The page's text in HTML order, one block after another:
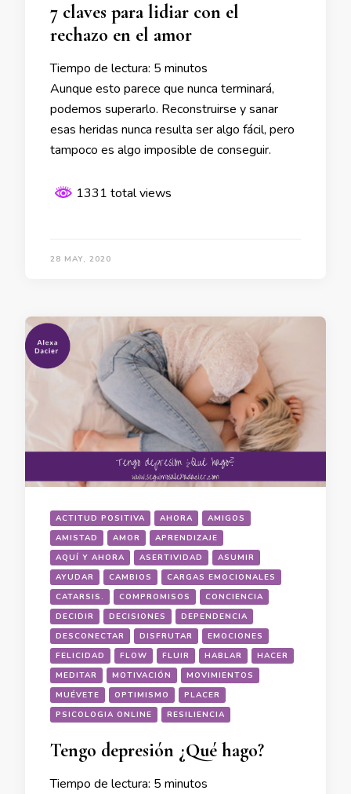
7 claves para lidiar con el
rechazo en el amor
Tiempo de lectura: 5 minutos
Aunque esto parece que nunca terminará,
podemos superarlo. Reconstruirse y sanar
esas heridas nunca resulta ser algo fácil, pero
tampoco es algo imposible de conseguir.
1331 total views
28 MAY, 2020
ACTITUD POSITIVA AHORA
AMIGOS
AMISTAD
AMOR
APRENDIZAJE
AQUÍ Y AHORA
ASERTIVIDAD
ASUMIR
AYUDAR
CAMBIOS
CARGAS EMOCIONALES
CATARSIS.
COMPROMISOS
CONCIENCIA
DECIDIR
DECISIONES
DEPENDENCIA
DESCONECTAR
DISFRUTAR
EMOCIONES
FELICIDAD
FLOW FLUIR HABLAR
HACER
MEDITAR
MOTIVACIÓN
MOVIMIENTOS
MUÉVETE
OPTIMISMO
PLACER
PSICOLOGIA ONLINE
RESILIENCIA
Tengo depresión ¿Qué hago?
Tiempo de lectura: 5 minutos